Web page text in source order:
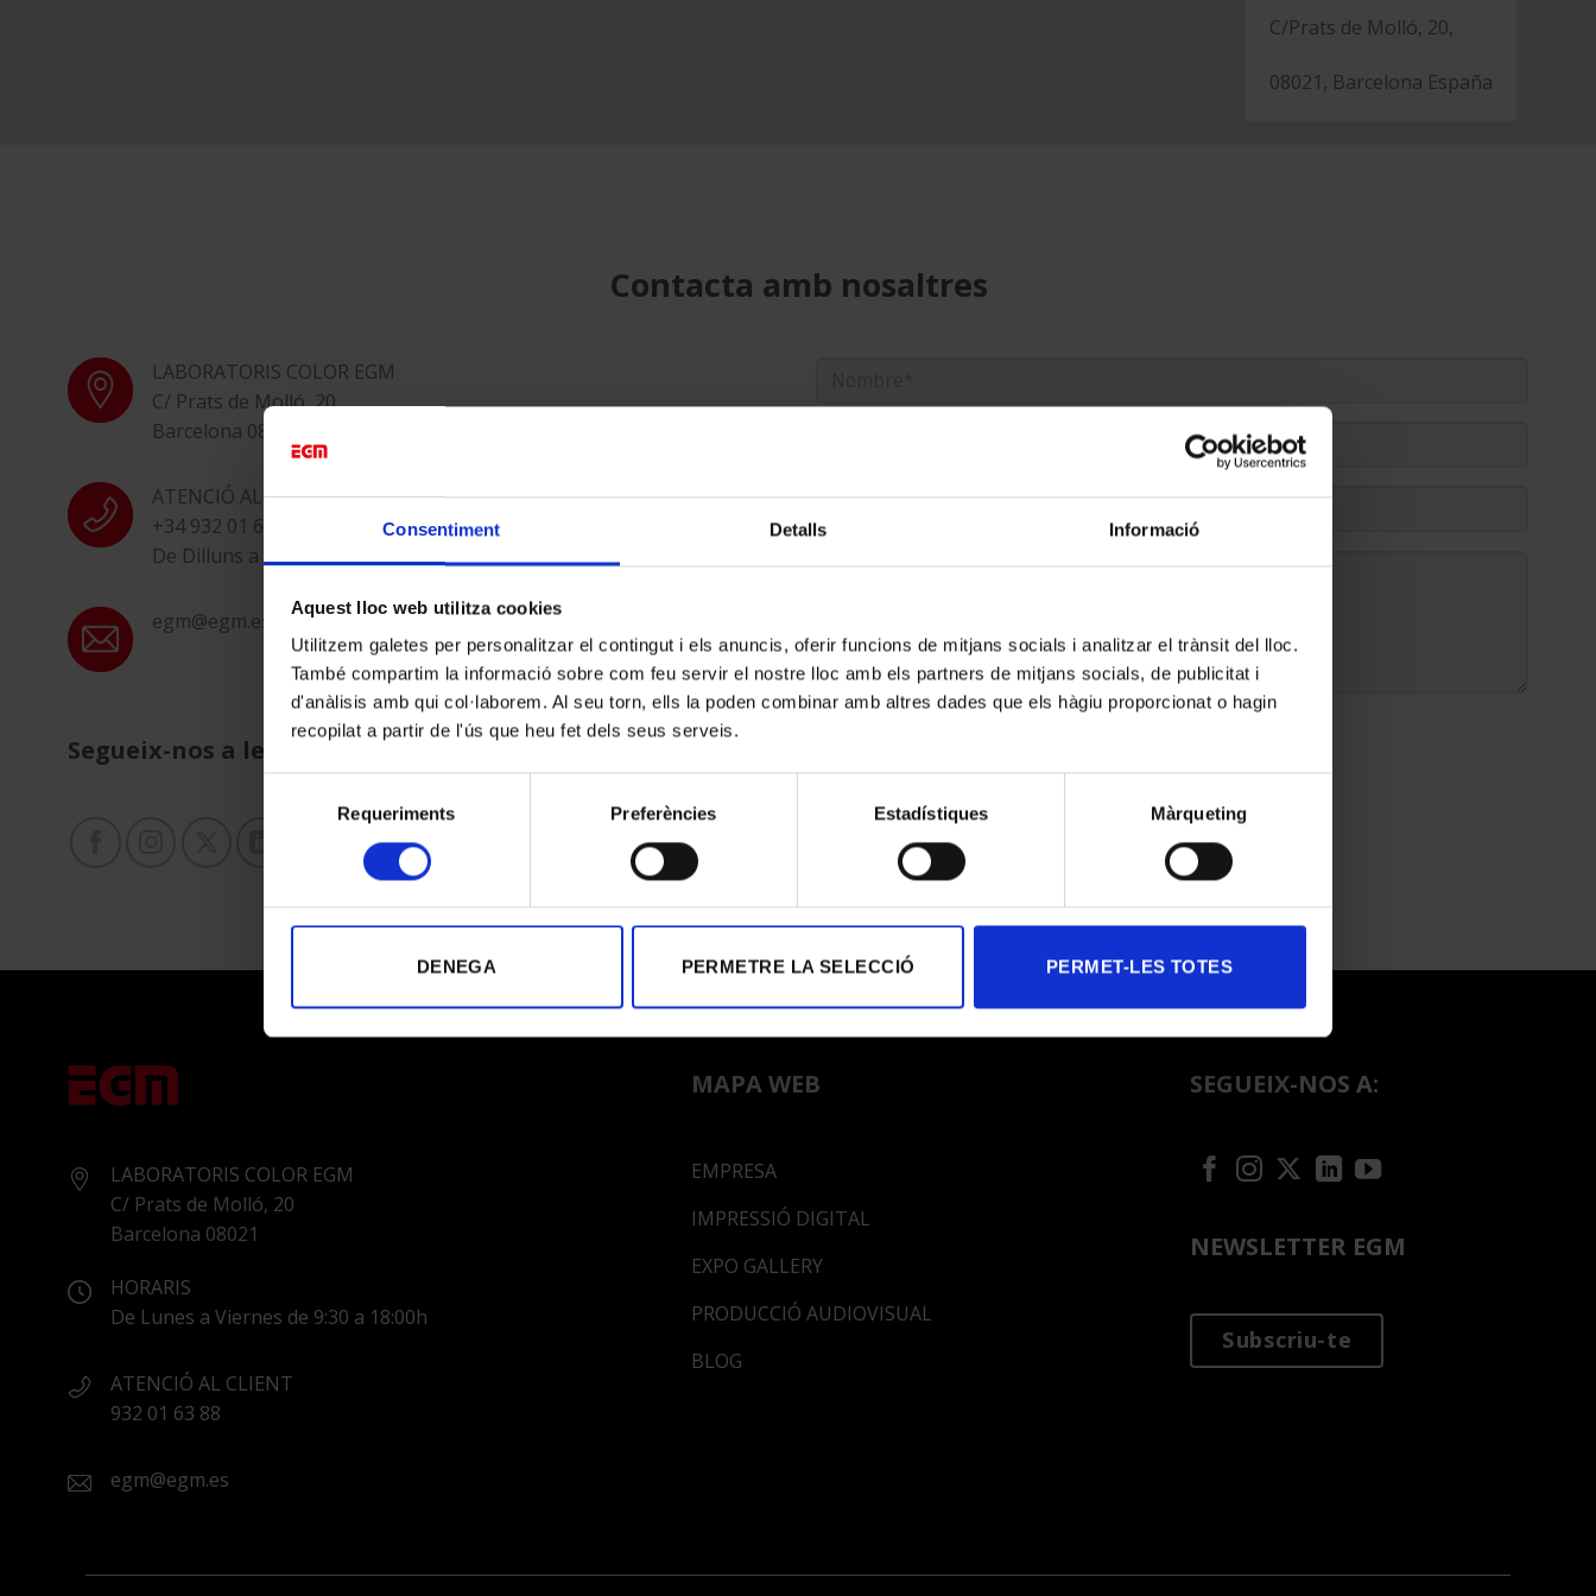
Consentiment Detalls Informació
Aquest lloc web utilitza cookies
Utilitzem galetes per personalitzar el contingut i els anuncis, oferir funcions de mitjans socials i analitzar el trànsit del lloc.
També compartim la informació sobre com feu servir el nostre lloc amb els partners de mitjans socials, de publicitat i
d'anàlisis amb qui col·laborem. Al seu torn, ells la poden combinar amb altres dades que els hàgiu proporcionat o hagin
recopilat a partir de l'ús que heu fet dels seus serveis.
Requeriments Preferències Estadístiques Màrqueting
DENEGA PERMETRE LA SELECCIÓ PERMET-LES TOTES
C/Prats de Molló, 20,
08021, Barcelona España
Contacta amb nosaltres
LABORATORIS COLOR EGM
C/ Prats de Molló, 20
Barcelona 08021
ATENCIÓ AL CLIENT
+34 932 01 63 88
De Dilluns a Divendres de 9:30 a 19:00h
egm@egm.es
Segueix-nos a les Xarxes Socials
Acepto recibir notificaciones comerciales por parte de EGM
LABORATORIS COLOR EGM
C/ Prats de Molló, 20
Barcelona 08021
HORARIS
De Lunes a Viernes de 9:30 a 18:00h
ATENCIÓ AL CLIENT
932 01 63 88
egm@egm.es
MAPA WEB
EMPRESA
IMPRESSIÓ DIGITAL
EXPO GALLERY
PRODUCCIÓ AUDIOVISUAL
BLOG
SEGUEIX-NOS A:
NEWSLETTER EGM
Subscriu-te